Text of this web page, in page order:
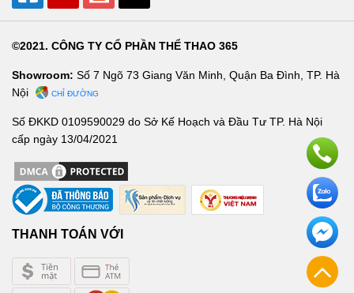
©2021. CÔNG TY CỔ PHẦN THỂ THAO 365
Showroom: Số 7 Ngõ 73 Giang Văn Minh, Quận Ba Đình, TP. Hà
Nội
CHỈ ĐƯỜNG
Số ĐKKD 0109590029 do Sở Kế Hoạch và Đầu Tư TP. Hà Nội
cấp ngày 13/04/2021
THANH TOÁN VỚI